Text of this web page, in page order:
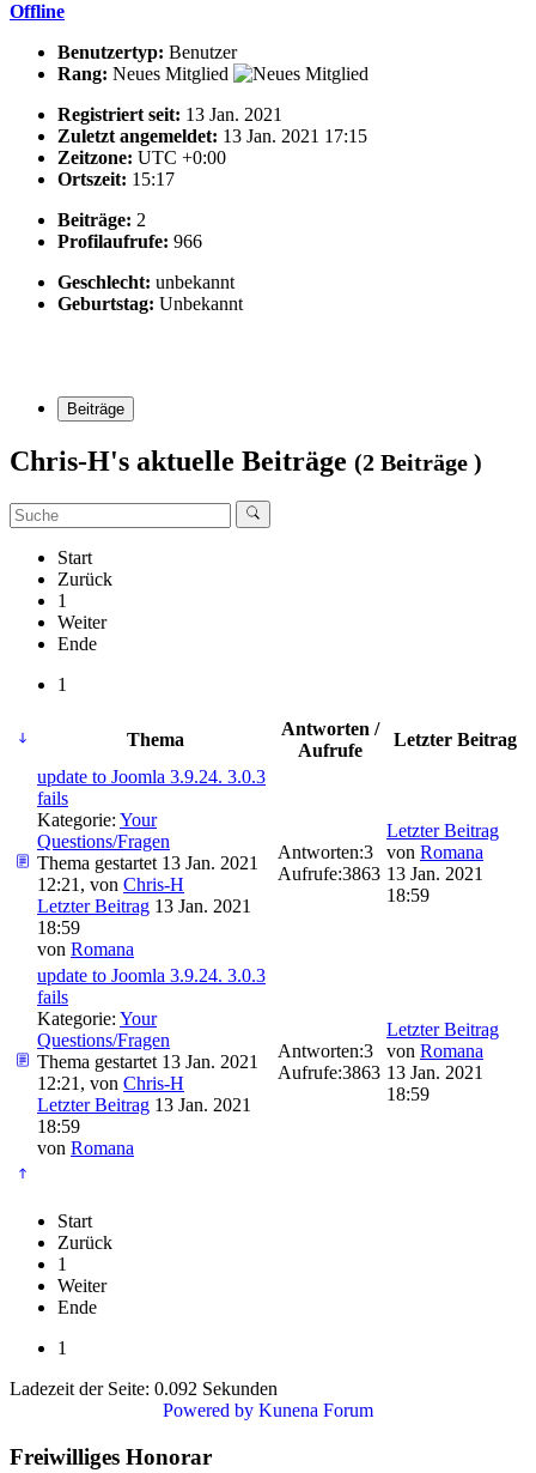
Offline
Benutzertyp: Benutzer
Rang: Neues Mitglied
Registriert seit: 13 Jan. 2021
Zuletzt angemeldet: 13 Jan. 2021 17:15
Zeitzone: UTC +0:00
Ortszeit: 15:17
Beiträge: 2
Profilaufrufe: 966
Geschlecht: unbekannt
Geburtstag: Unbekannt
Beiträge
Chris-H's aktuelle Beiträge (2 Beiträge )
Start
Zurück
1
Weiter
Ende
1
Thema
Antworten /
Aufrufe
Letzter Beitrag
update to Joomla 3.9.24. 3.0.3
fails
Kategorie: Your
Questions/Fragen
Thema gestartet 13 Jan. 2021
12:21, von Chris-H
Letzter Beitrag 13 Jan. 2021
18:59
von Romana
Antworten:3
Aufrufe:3863
Letzter Beitrag
von Romana
13 Jan. 2021
18:59
update to Joomla 3.9.24. 3.0.3
fails
Kategorie: Your
Questions/Fragen
Thema gestartet 13 Jan. 2021
12:21, von Chris-H
Letzter Beitrag 13 Jan. 2021
18:59
von Romana
Antworten:3
Aufrufe:3863
Letzter Beitrag
von Romana
13 Jan. 2021
18:59
Start
Zurück
1
Weiter
Ende
1
Ladezeit der Seite: 0.092 Sekunden
Powered by Kunena Forum
Freiwilliges Honorar